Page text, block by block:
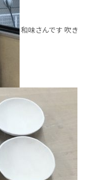
和味さんです 吹き